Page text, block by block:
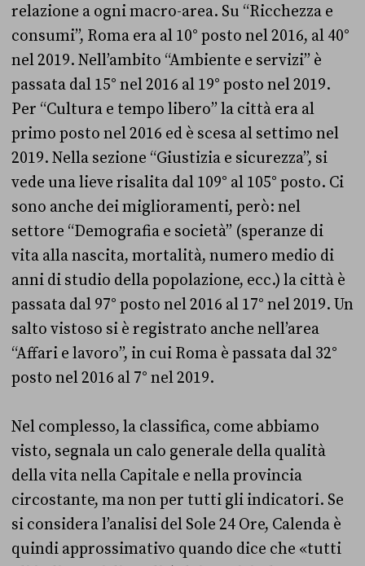
relazione a ogni macro-area. Su “Ricchezza e
consumi”, Roma era al 10° posto nel 2016, al 40°
nel 2019. Nell’ambito “Ambiente e servizi” è
passata dal 15° nel 2016 al 19° posto nel 2019.
Per “Cultura e tempo libero” la città era al
primo posto nel 2016 ed è scesa al settimo nel
2019. Nella sezione “Giustizia e sicurezza”, si
vede una lieve risalita dal 109° al 105° posto. Ci
sono anche dei miglioramenti, però: nel
settore “Demografia e società” (speranze di
vita alla nascita, mortalità, numero medio di
anni di studio della popolazione, ecc.) la città è
passata dal 97° posto nel 2016 al 17° nel 2019. Un
salto vistoso si è registrato anche nell’area
“Affari e lavoro”, in cui Roma è passata dal 32°
posto nel 2016 al 7° nel 2019.
Nel complesso, la classifica, come abbiamo
visto, segnala un calo generale della qualità
della vita nella Capitale e nella provincia
circostante, ma non per tutti gli indicatori. Se
si considera l’analisi del Sole 24 Ore, Calenda è
quindi approssimativo quando dice che «tutti